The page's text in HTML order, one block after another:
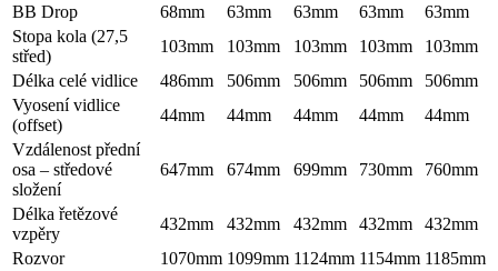
BB Drop
68mm 63mm 63mm 63mm
63mm
Stopa kola (27,5
střed)
103mm 103mm 103mm 103mm
103mm
Délka celé vidlice
486mm 506mm 506mm 506mm
506mm
Vyosení vidlice
(offset)
44mm 44mm 44mm 44mm
44mm
Vzdálenost přední
osa – středové
složení
647mm 674mm 699mm 730mm 760mm
Délka řetězové
vzpěry
432mm 432mm 432mm 432mm
432mm
Rozvor
1070mm 1099mm 1124mm 1154mm 1185mm